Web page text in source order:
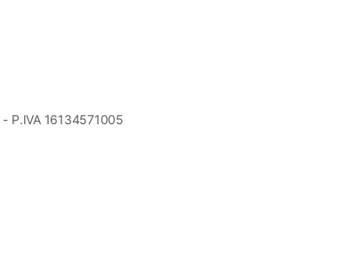
- P.IVA 16134571005